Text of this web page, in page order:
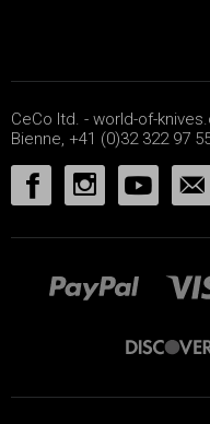
CeCo ltd. - world-of-
Bienne, +41 (0)32 322 97 55